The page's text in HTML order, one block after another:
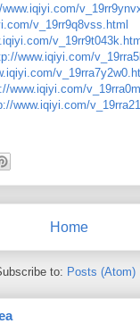
www.iqiyi.com/
v_19rr9q8vss.html
www.iqiyi.com/
www.iqiyi.com/
www.iqiyi.com/
Home
to: Posts (Atom)